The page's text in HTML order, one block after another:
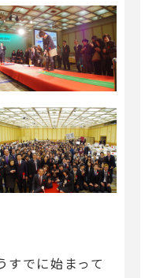
すでに始まって